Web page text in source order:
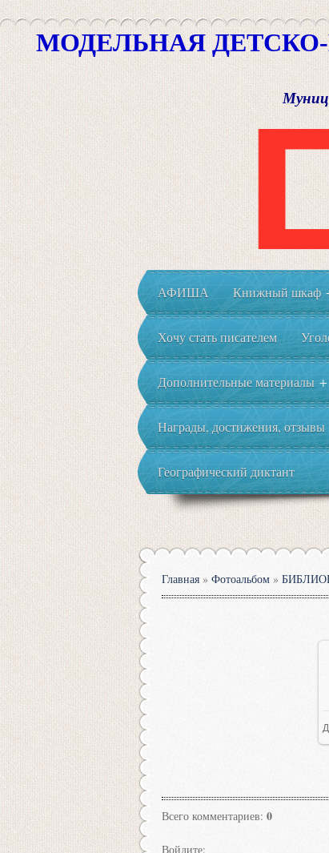
МОДЕЛЬНАЯ
АФИША Книжный шкаф
Хочу стать писателем
Дополнительные материалы +
Награды, достижения, отзывы
Географический диктант
Главная » Фотоальбом »
Всего комментариев: 0
Войдите: